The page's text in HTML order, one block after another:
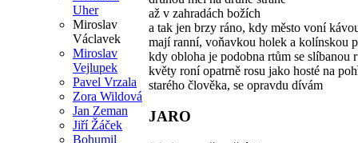
Uher
Miroslav
Václavek
Miroslav
Vejlupek
Pavel Vrzala
Zora Wildová
Jan Zeman
Jiří Žáček
Bohumil
až v zahradách božích
a tak jen brzy ráno, kdy město voní
mají ranní, voňavkou holek a kolínskou
kdy obloha je podobna rtům se slíbanou
květy roní opatrně rosu jako hosté na
starého člověka, se opravdu dívám
JARO